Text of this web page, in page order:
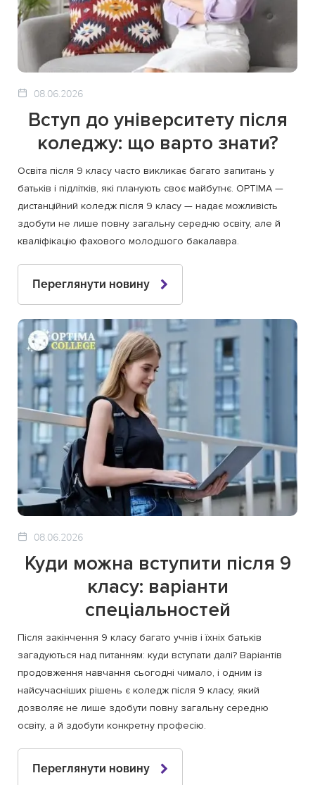
08.06.2026
Вступ до університету після
коледжу: що варто знати?
Освіта після 9 класу часто викликає багато запитань у
батьків і підлітків, які планують своє майбутнє. OPTIMA —
дистанційний коледж після 9 класу — надає можливість
здобути не лише повну загальну середню освіту, але й
кваліфікацію фахового молодшого бакалавра.
Переглянути новину
08.06.2026
Куди можна вступити після 9
класу: варіанти
спеціальностей
Після закінчення 9 класу багато учнів і їхніх батьків
загадуються над питанням: куди вступати далі? Варіантів
продовження навчання сьогодні чимало, і одним із
найсучасніших рішень є коледж після 9 класу, який
дозволяє не лише здобути повну загальну середню
освіту, а й здобути конкретну професію.
Переглянути новину